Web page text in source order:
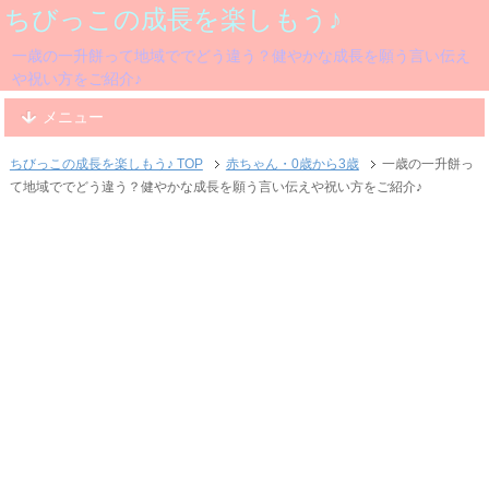
ちびっこの成長を楽しもう♪
一歳の一升餅って地域ででどう違う？健やかな成長を願う言い伝え
や祝い方をご紹介♪
メニュー
ちびっこの成長を楽しもう♪ TOP 赤ちゃん・0歳から3歳
一歳の一升餅っ
て地域ででどう違う？健やかな成長を願う言い伝えや祝い方をご紹介♪